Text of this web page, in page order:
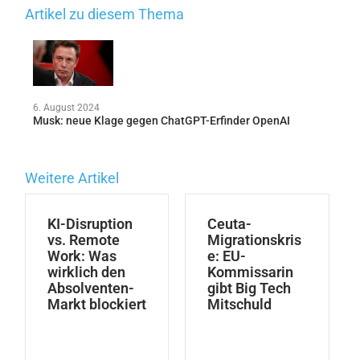
Artikel zu diesem Thema
6. August 2024
Musk: neue Klage gegen ChatGPT-Erfinder OpenAI
Weitere Artikel
KI-Disruption
vs. Remote
Work: Was
wirklich den
Absolventen-
Markt blockiert
Ceuta-
Migrationskris
e: EU-
Kommissarin
gibt Big Tech
Mitschuld